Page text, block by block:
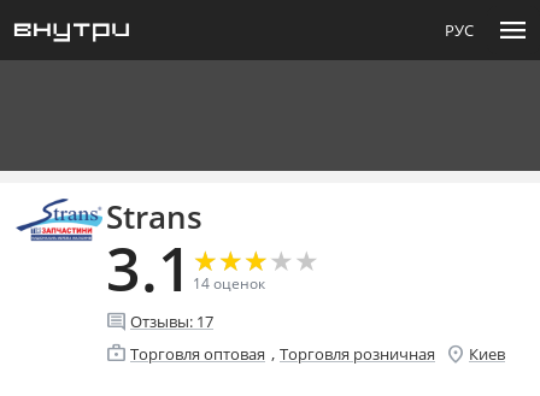
РУС menu
Strans
3.1 ★
★★
★★
★★
★★
★
14оценок
comment Отзывы: 17
enterprise Торговля оптовая , Торговля розничная location_on Киев